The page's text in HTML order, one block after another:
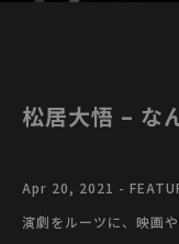
松居大悟 – な
Apr 20, 2021 -
演劇をルーツに、映画